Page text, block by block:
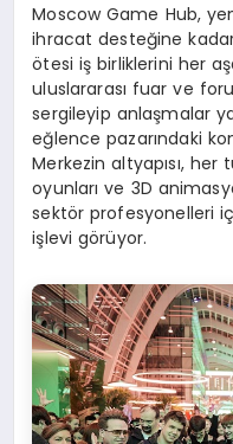
Moscow Game Hub,
ihracat desteğine kadar
ötesi iş birliklerini her
uluslararası fuar ve
sergileyip anlaşmalar
eğlence pazarındaki
Merkezin altyapısı, her
oyunları ve 3D
sektör profesyonelleri
işlevi görüyor.